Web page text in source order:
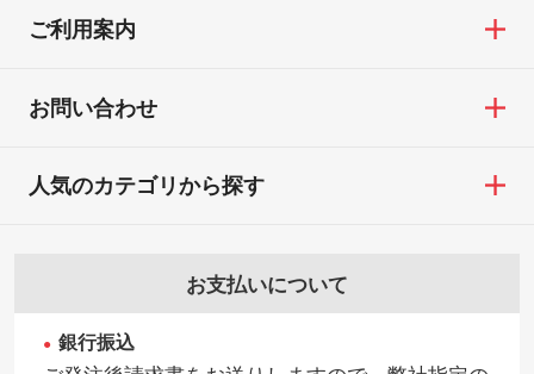
ご利用案内
お問い合わせ
お支払いについて
銀行振込
人気のカテゴリから探す